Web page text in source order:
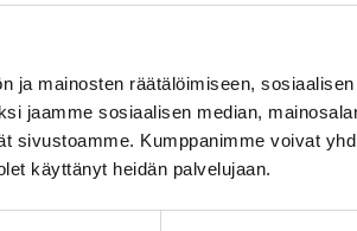
ja mainosten räätälöimiseen,
jaamme sosiaalisen median,
sivustoamme. Kumppanimme voivat
käyttänyt heidän palvelujaan.
maksamalla lukuvuosimaksunsa
tulee hänen olla